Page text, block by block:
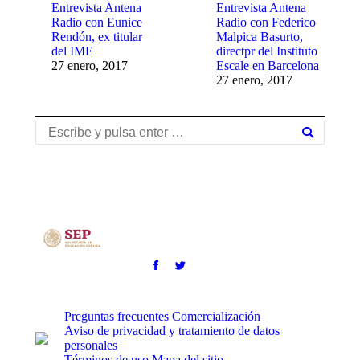
Entrevista Antena
Radio con Eunice
Rendón, ex titular
del IME
27 enero, 2017
Entrevista Antena
Radio con Federico
Malpica Basurto,
directpr del Instituto
Escale en Barcelona
27 enero, 2017
Buscar:
Preguntas frecuentes Comercialización
Aviso de privacidad y tratamiento de datos
personales